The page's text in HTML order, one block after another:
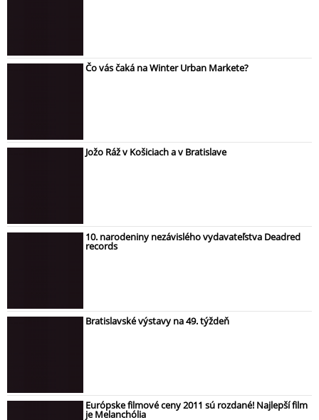
Čo vás čaká na Winter Urban Markete?
Jožo Ráž v Košiciach a v Bratislave
10. narodeniny nezávislého vydavateľstva Deadred
records
Bratislavské výstavy na 49. týždeň
Európske filmové ceny 2011 sú rozdané! Najlepší film
je Melanchólia